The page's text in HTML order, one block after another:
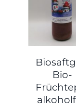
Bio-